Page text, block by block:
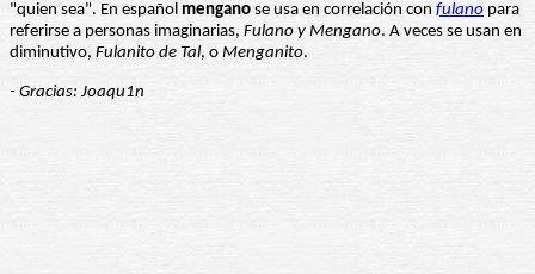
"quien sea". En español mengano se usa en correlación con fulano para
referirse a personas imaginarias, Fulano y Mengano. A veces se usan en
diminutivo, Fulanito de Tal, o Menganito.
- Gracias: Joaqu1n